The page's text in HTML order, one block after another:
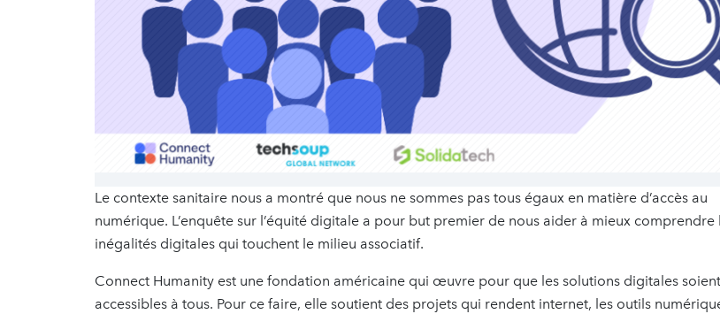
Le contexte sanitaire nous a montré que nous ne sommes pas tous égaux en matière d’accès au
numérique. L’enquête sur l’équité digitale a pour but premier de nous aider à mieux comprendre
inégalités digitales qui touchent le milieu associatif.
Connect Humanity est une fondation américaine qui œuvre pour que les solutions digitales soient
accessibles à tous. Pour ce faire, elle soutient des projets qui rendent internet, les outils